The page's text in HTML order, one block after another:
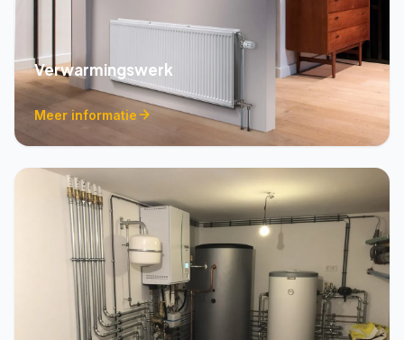
Verwarmingswerk
Meer informatie